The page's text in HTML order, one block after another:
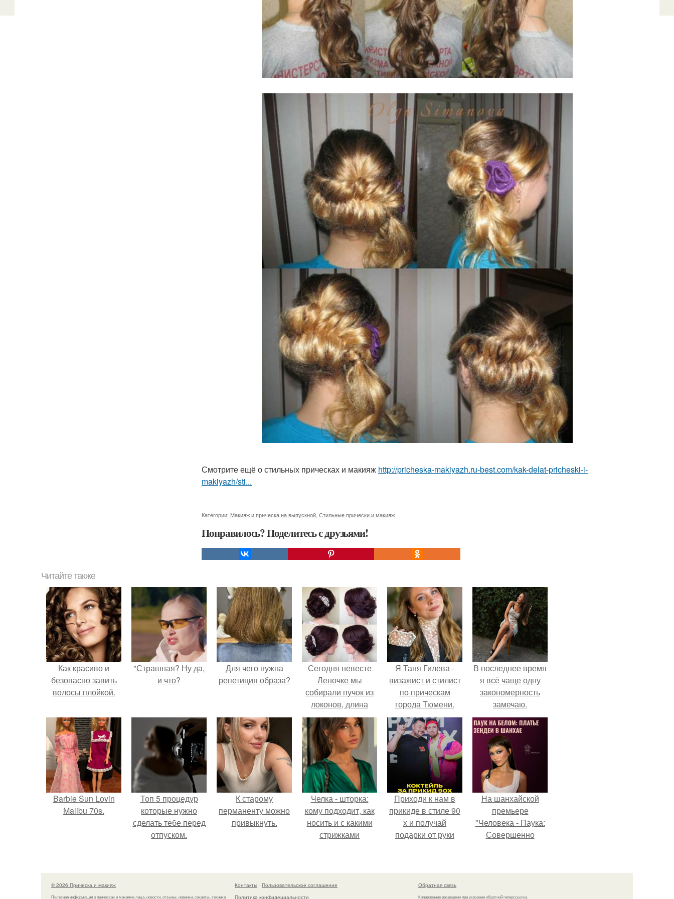
Смотрите ещё о стильных прическах и макияж http://pricheska-makiyazh.ru-best.com/kak-delat-pricheski-i-
makiyazh/sti...
Категории: Макияж и прическа на выпускной Стильные прически и макияж
Понравилось? Поделитесь с друзьями!
Читайте также
Как красиво и
безопасно завить
волосы плойкой.
"Страшная? Ну да,
и что?
Для чего нужна
репетиция образа?
Сегодня невесте
Леночке мы
собирали пучок из
локонов, длина
совсем немного
ниже плеч.
Я Таня Гилева -
визажист и стилист
по прическам
города Тюмени.
В последнее время
я всё чаще одну
закономерность
замечаю.
Barbie Sun Lovin
Malibu 70s.
Топ 5 процедур
которые нужно
сделать тебе перед
отпуском.
К старому
перманенту можно
привыкнуть.
Челка - шторка:
кому подходит, как
носить и с какими
стрижками
Приходи к нам в
прикиде в стиле 90
х и получай
подарки от руки
На шанхайской
премьере
"Человека - Паука:
Совершенно
просто очередной
артефакт высокой
© 2026 Прическа и макияж
Полезная информация о прическах и макияже лица, новости, отзывы, новинки, секреты, техника
Контакты
Пользовательское соглашение
Политика конфидециальности
Обратная связь
Копирование разрешено при указании обратной гиперссылки.